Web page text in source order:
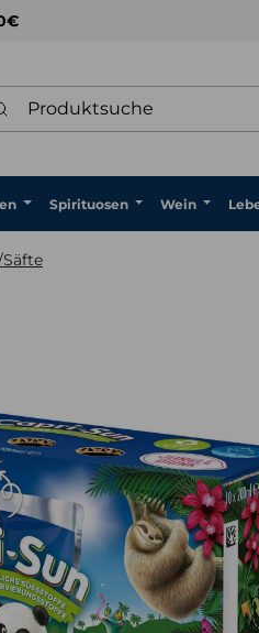
Spirituosen Wein